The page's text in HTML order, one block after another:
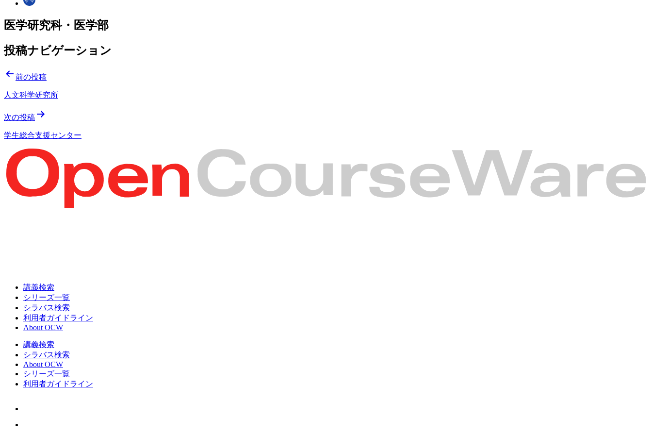
医学研究科・医学部
投稿ナビゲーション
前の投稿
人文科学研究所
次の投稿
学生総合支援センター
講義検索
シリーズ一覧
シラバス検索
利用者ガイドライン
About OCW
講義検索
シラバス検索
About OCW
シリーズ一覧
利用者ガイドライン